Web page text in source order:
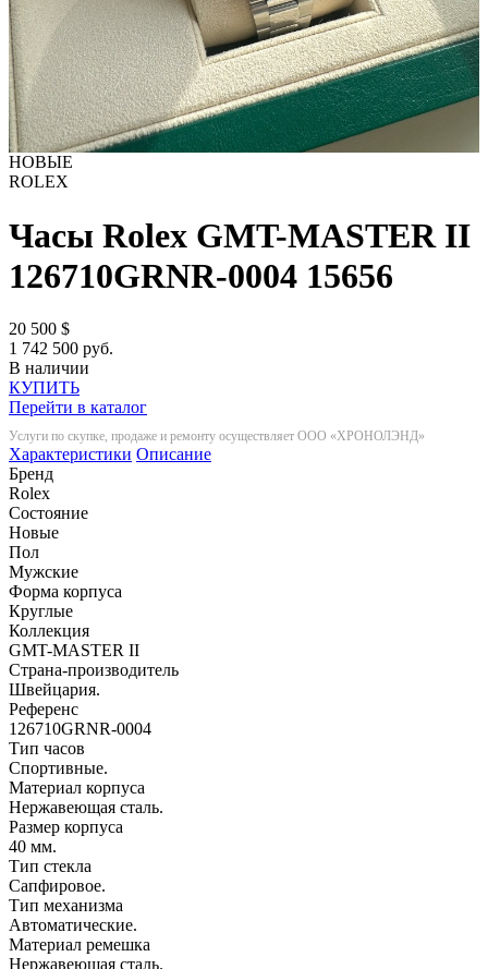
НОВЫЕ
ROLEX
Часы Rolex GMT-MASTER II
126710GRNR-0004 15656
20 500 $
1 742 500 руб.
В наличии
КУПИТЬ
Перейти в каталог
Услуги по скупке, продаже и ремонту осуществляет ООО «ХРОНОЛЭНД»
Характеристики Описание
Бренд
Rolex
Состояние
Новые
Пол
Мужские
Форма корпуса
Круглые
Коллекция
GMT-MASTER II
Страна-производитель
Швейцария.
Референс
126710GRNR-0004
Тип часов
Спортивные.
Материал корпуса
Нержавеющая сталь.
Размер корпуса
40 мм.
Тип стекла
Сапфировое.
Тип механизма
Автоматические.
Материал ремешка
Нержавеющая сталь.